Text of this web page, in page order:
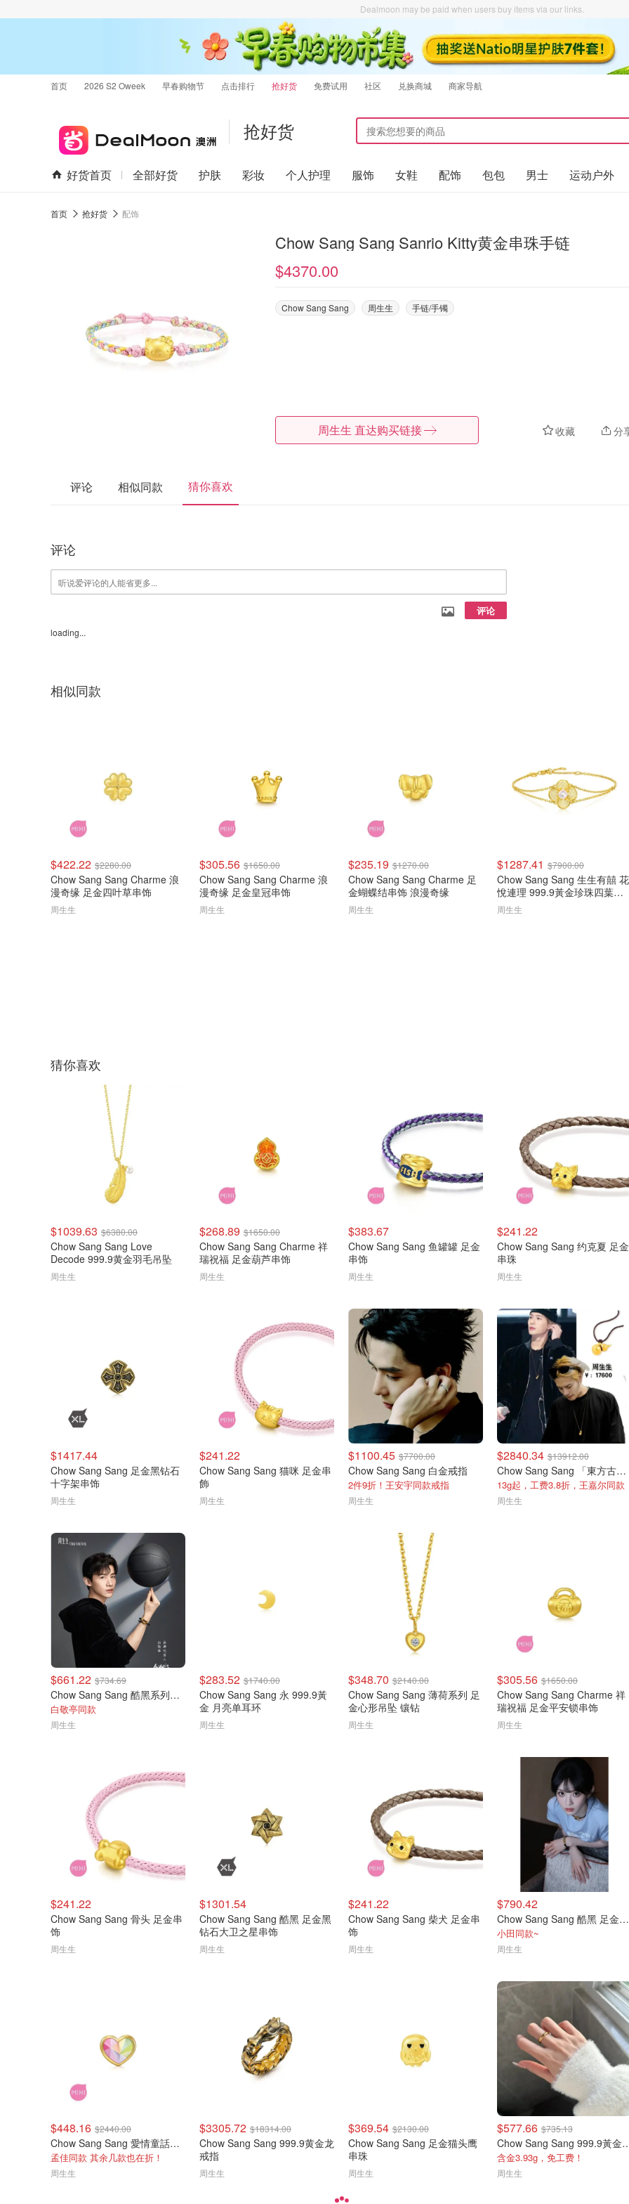
Dealmoon may be paid when users buy items via our links.
首页 2026 S2 Oweek 早春购物节 点击排行 抢好货 免费试用 社区 兑换商城 商家导航
抢好货
好货首页 全部好货 护肤 彩妆 个人护理 服饰 女鞋 配饰 包包 男士 运动户外
首页 抢好货 配饰
Chow Sang Sang Sanrio Kitty黄金串珠手链
$4370.00
Chow Sang Sang 周生生 手链/手镯
收藏 分
周生生 直达购买链接
评论 相似同款 猜你喜欢
评论
评论
loading...
相似同款
$422.22 $2280.00
Chow Sang Sang Charme 浪
漫奇缘 足金四叶草串饰
周生生
$305.56 $1650.00
Chow Sang Sang Charme 浪
漫奇缘 足金皇冠串饰
周生生
$235.19 $1270.00
Chow Sang Sang Charme 足
金蝴蝶结串饰 浪漫奇缘
周生生
$1287.41 $7900.00
Chow Sang Sang 生生有囍 花
悅連理 999.9黃金珍珠四葉草
手鍊
周生生
猜你喜欢
$1039.63 $6380.00
Chow Sang Sang Love
Decode 999.9黄金羽毛吊坠
周生生
$268.89 $1650.00
Chow Sang Sang Charme 祥
瑞祝福 足金葫芦串饰
周生生
$383.67
Chow Sang Sang 鱼罐罐 足金
串饰
周生生
$241.22
Chow Sang Sang 约克夏 足金
串珠
周生生
$1417.44
Chow Sang Sang 足金黑钻石
十字架串饰
周生生
$241.22
Chow Sang Sang 猫咪 足金串
飾
周生生
$1100.45 $7700.00
Chow Sang Sang 白金戒指
2件9折！王安宇同款戒指
周生生
$2840.34 $13912.00
Chow Sang Sang 「東方古祖」黄金葫芦
13g起，工费3.8折，王嘉尔同款
周生生
$661.22 $734.69
Chow Sang Sang 酷黑系列黄金串珠
白敬亭同款
周生生
$283.52 $1740.00
Chow Sang Sang 永 999.9黃
金 月亮单耳环
周生生
$348.70 $2140.00
Chow Sang Sang 薄荷系列 足
金心形吊坠 镶钻
周生生
$305.56 $1650.00
Chow Sang Sang Charme 祥
瑞祝福 足金平安锁串饰
周生生
$241.22
Chow Sang Sang 骨头 足金串
饰
周生生
$1301.54
Chow Sang Sang 酷黑 足金黑
钻石大卫之星串饰
周生生
$241.22
Chow Sang Sang 柴犬 足金串
饰
周生生
$790.42
Chow Sang Sang 酷黑 足金串饰 锁子纹
小田同款~
周生生
$448.16 $2440.00
Chow Sang Sang 愛情童話系列爱心串珠
孟佳同款 其余几款也在折！
周生生
$3305.72 $18314.00
Chow Sang Sang 999.9黄金龙
戒指
周生生
$369.54 $2130.00
Chow Sang Sang 足金猫头鹰
串珠
周生生
$577.66 $735.13
Chow Sang
含金3.93g，免工费！
周生生